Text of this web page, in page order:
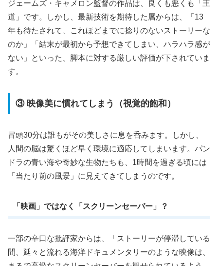
ジェームズ・キャメロン監督の作品は、良くも悪くも「王
道」です。しかし、最新技術を期待した層からは、「13
年も待たされて、これほどまでに捻りのないストーリーな
のか」「結末が最初から予想できてしまい、ハラハラ感が
ない」といった、脚本に対する厳しい評価が下されていま
す。
③ 映像美に慣れてしまう（視覚的飽和）
冒頭30分は誰もがその美しさに息を呑みます。しかし、
人間の脳は驚くほど早く環境に適応してしまいます。パン
ドラの青い海や奇妙な生物たちも、1時間を過ぎる頃には
「当たり前の風景」に見えてきてしまうのです。
「映画」ではなく「スクリーンセーバー」？
一部の辛口な批評家からは、「ストーリーが停滞している
間、延々と流れる海洋ドキュメンタリーのような映像は、